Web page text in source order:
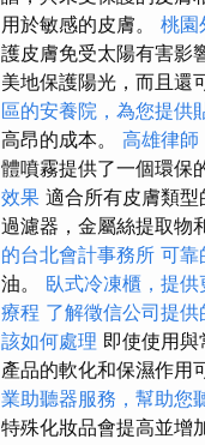
用於敏感的皮膚。 桃園
護皮膚免受太陽有害影
美地保護陽光，而且還
區的安養院，為您提供
高昂的成本。 高雄律師
體噴霧提供了一個環保
效果 適合所有皮膚類
過濾器，金屬絲提取物
的台北會計事務所 可靠
油。 臥式冷凍櫃，提
療程 了解徵信公司提供
該如何處理 即使使用
產品的軟化和保濕作用
業助聽器服務，幫助您
特殊化妝品會提高並增